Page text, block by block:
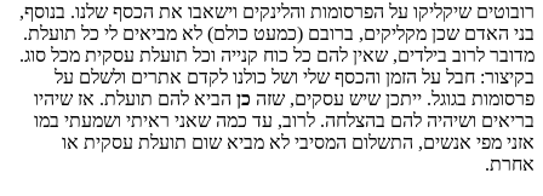
רובוטים שיקליקו על הפרסומות והלינקים וישאבו את הכסף שלנו. בנוסף,
בני האדם שכן מקליקים, ברובם (כמעט כולם) לא מביאים לי כל תועלת.
מדובר לרוב בילדים, שאין להם כל כוח קנייה וכל תועלת עסקית מכל סוג.
בקיצור: חבל על הזמן והכסף שלי ושל כולנו לקדם אתרים ולשלם על
פרסומות בגוגל. ייתכן שיש עסקים, שזה כן הביא להם תועלת. אז שיהיו
בריאים ושיהיה להם בהצלחה. לרוב, עד כמה שאני ראיתי ושמעתי במו
אזני מפי אנשים, התשלום המסיבי לא מביא שום תועלת עסקית או
אחרת.